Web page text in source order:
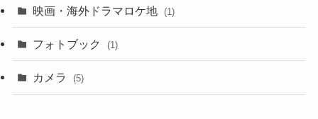
映画・海外ドラマロケ地 (1)
フォトブック (1)
カメラ (5)